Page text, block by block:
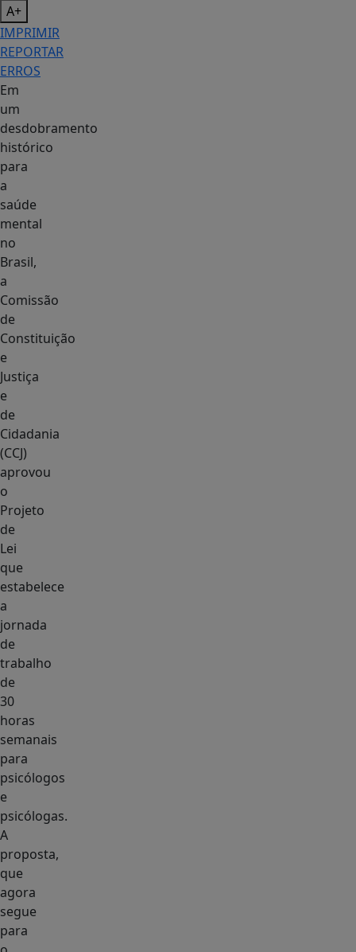
A+
IMPRIMIR
REPORTAR
ERROS
Em
um
desdobramento
histórico
para
a
saúde
mental
no
Brasil,
a
Comissão
de
Constituição
e
Justiça
e
de
Cidadania
(CCJ)
aprovou
o
Projeto
de
Lei
que
estabelece
a
jornada
de
trabalho
de
30
horas
semanais
para
psicólogos
e
psicólogas.
A
proposta,
que
agora
segue
para